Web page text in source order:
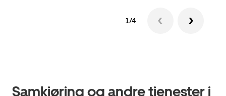
1/4
Samkjøring og andre tjenester i